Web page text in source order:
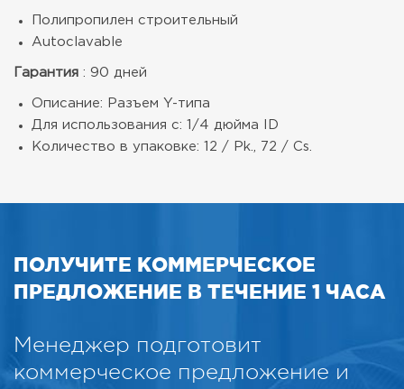
Полипропилен строительный
Autoclavable
Гарантия : 90 дней
Описание: Разъем Y-типа
Для использования с: 1/4 дюйма ID
Количество в упаковке: 12 / Pk., 72 / Cs.
ПОЛУЧИТЕ КОММЕРЧЕСКОЕ
ПРЕДЛОЖЕНИЕ В ТЕЧЕНИЕ 1 ЧАСА
Менеджер подготовит
коммерческое предложение и